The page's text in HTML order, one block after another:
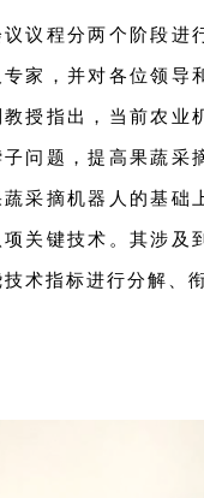
议议程分两个阶段进
专家，并对各位领导
教授指出，当前农业
子问题，提高果蔬采
蔬采摘机器人的基础
项关键技术。其涉及
技术指标进行分解、